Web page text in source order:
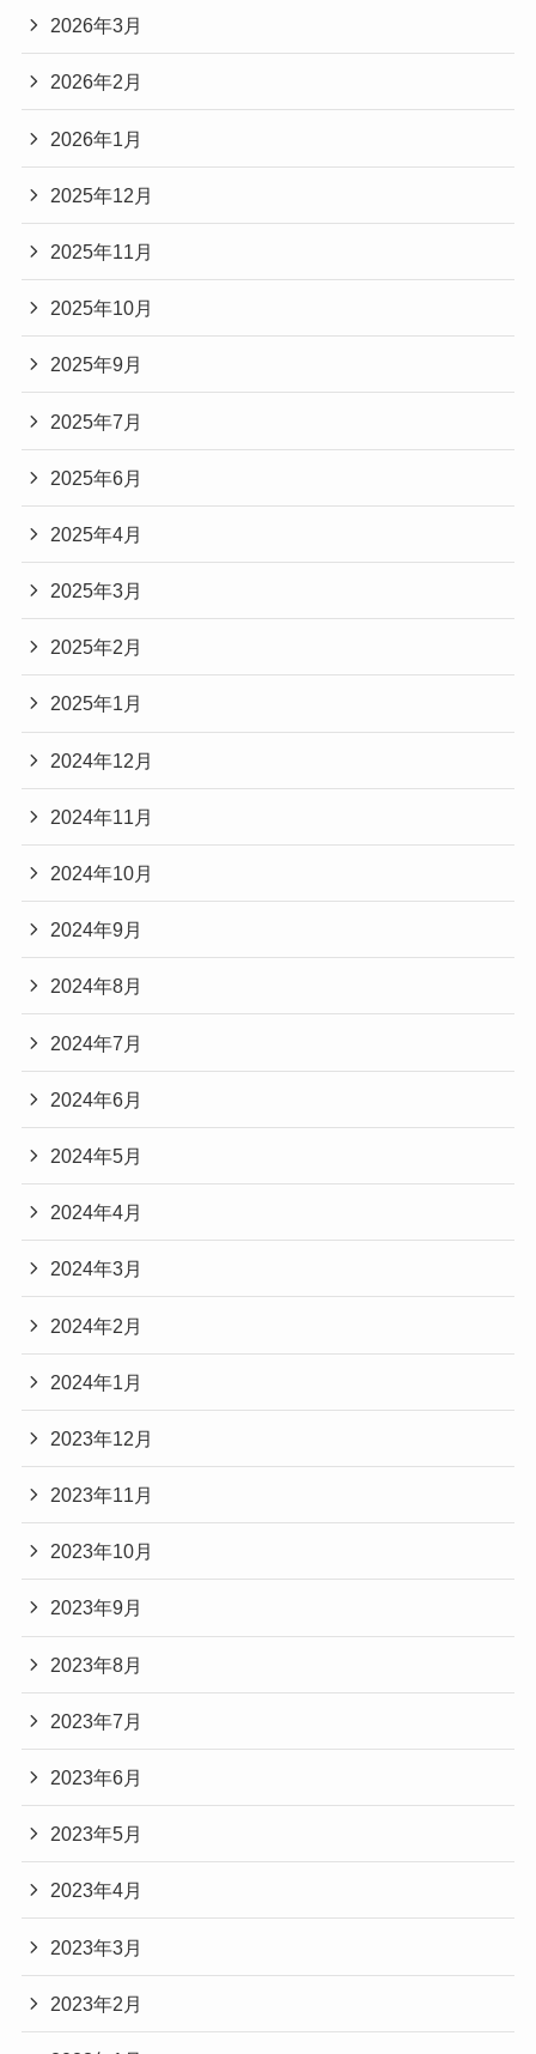
2026年3月
2026年2月
2026年1月
2025年12月
2025年11月
2025年10月
2025年9月
2025年7月
2025年6月
2025年4月
2025年3月
2025年2月
2025年1月
2024年12月
2024年11月
2024年10月
2024年9月
2024年8月
2024年7月
2024年6月
2024年5月
2024年4月
2024年3月
2024年2月
2024年1月
2023年12月
2023年11月
2023年10月
2023年9月
2023年8月
2023年7月
2023年6月
2023年5月
2023年4月
2023年3月
2023年2月